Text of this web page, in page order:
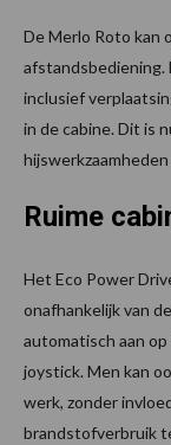
De Merlo Roto kan
afstandsbediening.
inclusief
in de cabine. Dit is
Ruime
Het Eco Power
onafhankelijk van
automatisch aan
joystick. Men kan
werk, zonder
brandstofverbruik